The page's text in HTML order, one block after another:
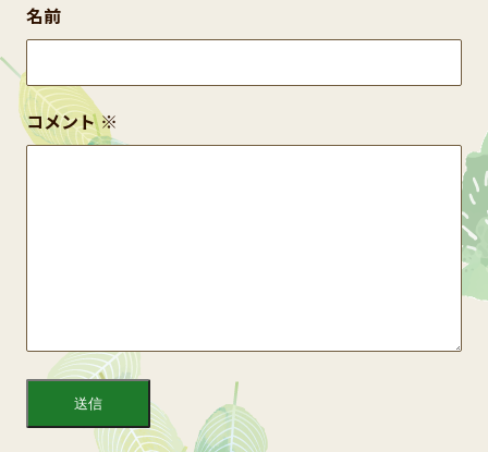
コメント※
名前